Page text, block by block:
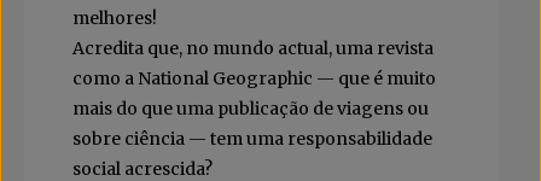
melhores!
Acredita que, no mundo actual, uma revista
como a National Geographic — que é muito
mais do que uma publicação de viagens ou
sobre ciência — tem uma responsabilidade
social acrescida?